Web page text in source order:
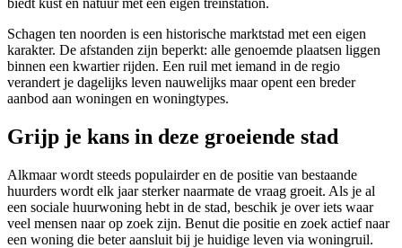
Schagen ten noorden is een historische marktstad met een eigen
karakter. De afstanden zijn beperkt: alle genoemde plaatsen liggen
binnen een kwartier rijden. Een ruil met iemand in de regio
verandert je dagelijks leven nauwelijks maar opent een breder
aanbod aan woningen en woningtypes.
Grijp je kans in deze groeiende stad
Alkmaar wordt steeds populairder en de positie van bestaande
huurders wordt elk jaar sterker naarmate de vraag groeit. Als je al
een sociale huurwoning hebt in de stad, beschik je over iets waar
veel mensen naar op zoek zijn. Benut die positie en zoek actief naar
een woning die beter aansluit bij je huidige leven via woningruil.